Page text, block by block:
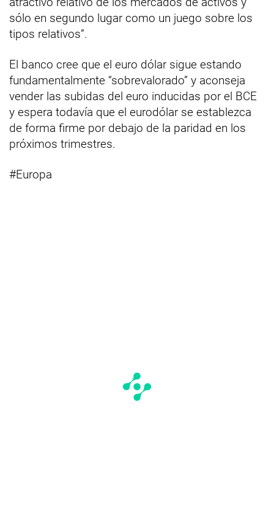
sólo en segundo lugar como un juego sobre los
tipos relativos”.
El banco cree que el euro dólar sigue estando
fundamentalmente “sobrevalorado” y aconseja
vender las subidas del euro inducidas por el BCE
y espera todavía que el eurodólar se establezca
de forma firme por debajo de la paridad en los
próximos trimestres.
#Europa